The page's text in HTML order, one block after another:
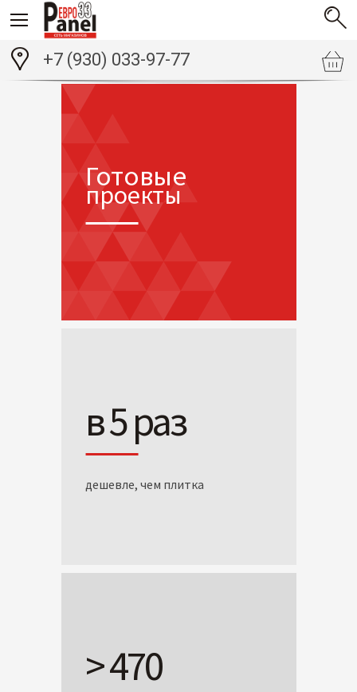
+7 (930) 033-97-77
Готовые
проекты
в 5 раз
дешевле, чем плитка
> 470